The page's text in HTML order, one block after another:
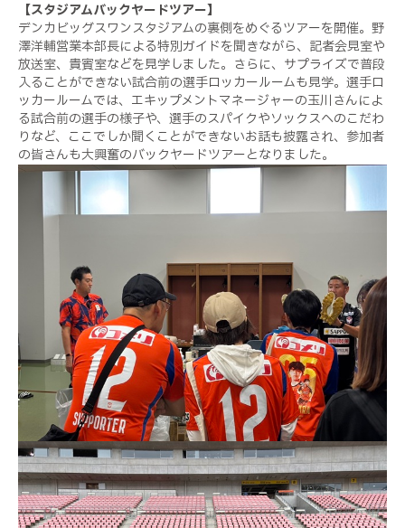
【スタジアムバックヤードツアー】
デンカビッグスワンスタジアムの裏側をめぐるツアーを開催。野
澤洋輔営業本部長による特別ガイドを聞きながら、記者会見室や
放送室、貴賓室などを見学しました。さらに、サプライズで普段
入ることができない試合前の選手ロッカールームも見学。選手ロ
ッカールームでは、エキップメントマネージャーの玉川さんによ
る試合前の選手の様子や、選手のスパイクやソックスへのこだわ
りなど、ここでしか聞くことができないお話も披露され、参加者
の皆さんも大興奮のバックヤードツアーとなりました。